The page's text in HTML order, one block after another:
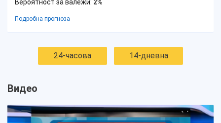
Вероятност за валежи: 2%
Подробна прогноза
24-часова 14-дневна
Видео